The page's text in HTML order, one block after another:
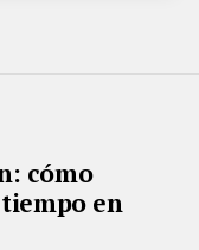
cómo
en